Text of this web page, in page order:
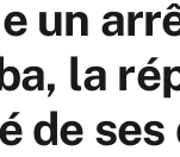
un
la
de